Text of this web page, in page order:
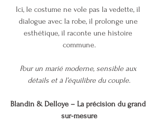
Ici, le costume ne vole pas la vedette, il
dialogue avec la robe, il prolonge une
esthétique, il raconte une histoire
commune.
Pour un marié moderne, sensible aux
détails et à l’équilibre du couple.
Blandin & Delloye – La précision du grand
sur-mesure